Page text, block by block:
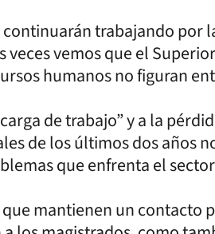
trabajando por
veces vemos que el
humanos no figuran
de trabajo” y a la
de los últimos dos años
que enfrenta el
mantienen un contacto